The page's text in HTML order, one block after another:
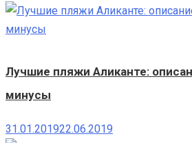
Лучшие пляжи Аликанте:
минусы
31.01.201922.06.2019